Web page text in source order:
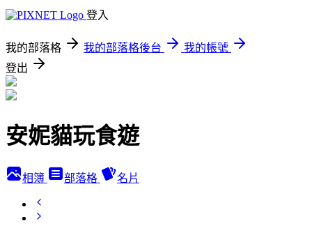
登入
我的部落格 我的部落格後台
我的帳號
登出
安妮貓玩食遊
相簿 部落格 名片